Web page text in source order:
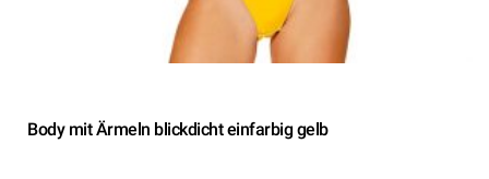
Body mit Ärmeln blickdicht einfarbig gelb